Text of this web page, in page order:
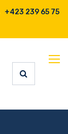
+423 239 65 75